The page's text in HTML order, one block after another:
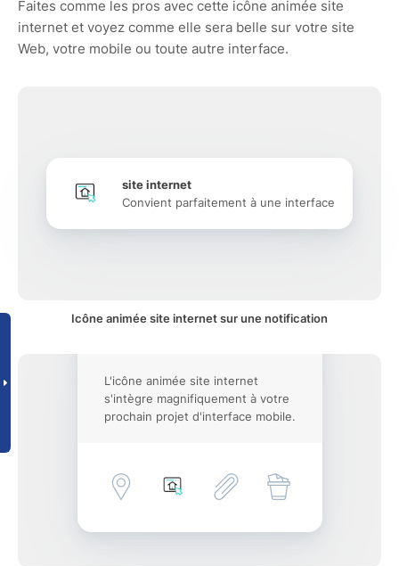
Faites comme les pros avec cette icône animée site
internet et voyez comme elle sera belle sur votre site
Web, votre mobile ou toute autre interface.
site internet
Convient parfaitement à une interface
Icône animée site internet sur une notification
L'icône animée site internet
s'intègre magnifiquement à votre
prochain projet d'interface mobile.